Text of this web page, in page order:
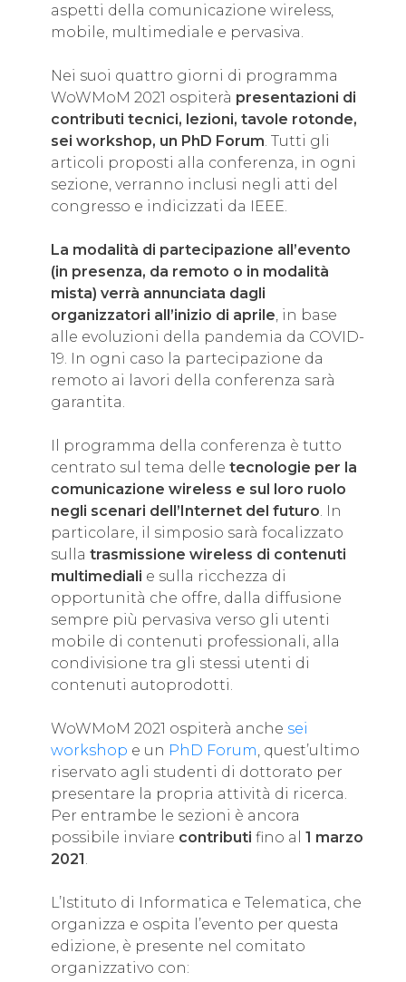
aspetti della comunicazione wireless,
mobile, multimediale e pervasiva.
Nei suoi quattro giorni di programma
WoWMoM 2021 ospiterà presentazioni di
contributi tecnici, lezioni, tavole rotonde,
sei workshop, un PhD Forum. Tutti gli
articoli proposti alla conferenza, in ogni
sezione, verranno inclusi negli atti del
congresso e indicizzati da IEEE.
La modalità di partecipazione all’evento
(in presenza, da remoto o in modalità
mista) verrà annunciata dagli
organizzatori all’inizio di aprile, in base
alle evoluzioni della pandemia da COVID-
19. In ogni caso la partecipazione da
remoto ai lavori della conferenza sarà
garantita.
Il programma della conferenza è tutto
centrato sul tema delle tecnologie per la
comunicazione wireless e sul loro ruolo
negli scenari dell’Internet del futuro. In
particolare, il simposio sarà focalizzato
sulla trasmissione wireless di contenuti
multimediali e sulla ricchezza di
opportunità che offre, dalla diffusione
sempre più pervasiva verso gli utenti
mobile di contenuti professionali, alla
condivisione tra gli stessi utenti di
contenuti autoprodotti.
WoWMoM 2021 ospiterà anche sei
workshop e un PhD Forum, quest’ultimo
riservato agli studenti di dottorato per
presentare la propria attività di ricerca.
Per entrambe le sezioni è ancora
possibile inviare contributi fino al 1 marzo
2021.
L’Istituto di Informatica e Telematica, che
organizza e ospita l’evento per questa
edizione, è presente nel comitato
organizzativo con: